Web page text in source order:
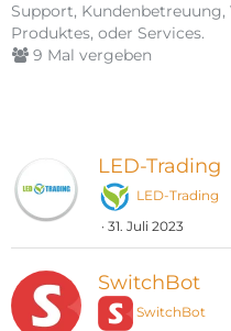
Support,
Produktes, oder Services.
9 Mal vergeben
LED-Trading
LED-Trading
31. Juli 2023
SwitchBot
SwitchBot